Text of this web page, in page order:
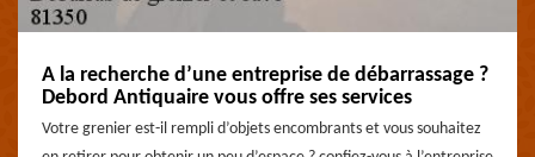
A la recherche d’une entreprise de débarrassage ?
Debord Antiquaire vous offre ses services
Votre grenier est-il rempli d’objets encombrants et vous souhaitez